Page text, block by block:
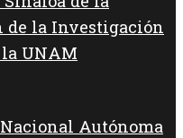
de la Investigación
UNAM
Autónoma